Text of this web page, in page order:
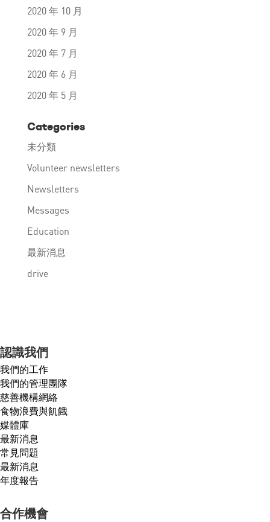
2020 年 10 月
2020 年 9 月
2020 年 7 月
2020 年 6 月
2020 年 5 月
Categories
未分類
Volunteer newsletters
Newsletters
Messages
Education
最新消息
drive
認識我們
我們的工作
我們的管理團隊
慈善機構網絡
食物浪費與飢餓
媒體庫
最新消息
常見問題
最新消息
年度報告
合作機會